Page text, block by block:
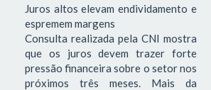
Juros altos elevam endividamento e
espremem margens
Consulta realizada pela CNI mostra
que os juros devem trazer forte
pressão financeira sobre o setor nos
próximos três meses. Mais da